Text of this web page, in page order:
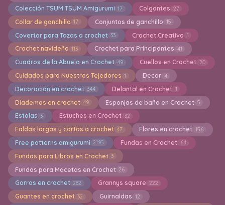
Colección TSUM TSUM Amigurumi 17 Colgantes 27
Collar de ganchillo 17 Conjuntos de ganchillo 15
Covertor para Tazas a crochet 33 Crochet Creativo 1
Crochet navideño 113 Crochet para Principantes 41
Cuadros de la Abuela en Crochet 49 Cuellos en Crochet 20
Cuidados para Nuestros Tejedores 1 Decor 4
Decoración en crochet 344 Delantal en Crochet 1
Diademas en crochet 49 Esponjas de baño en Crochet 5
Estolas 3 Estuches en Crochet 32
Faldas largas y cortas a crochet 47 Flores en crochet 156
Free patterns amigurumi 2195 Fundas en Crochet 64
Fundas para Libros en Crochet 3
Fundas para Macetas en Crochet 26
Gorros en crochet 282 Grannys square 222
Guantes en crochet 32 Guirnaldas 12